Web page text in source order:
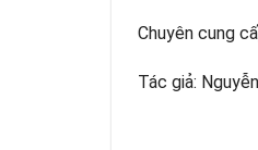
Chuyên cung
Tác giả: